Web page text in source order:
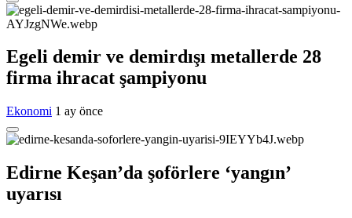
Osmangazi’de geleceğin yüzücüleri sertifikalarını aldı
17:18
17:12
Toplu taşımaya sıkı denetim
0:30
0:18
Menderes Belediye Başkanı İlkay Çiçek görevden uzaklaştırıldı
Egeli demir ve demirdışı metallerde 28
firma ihracat şampiyonu
Ekonomi 1 ay önce
Edirne Keşan’da şoförlere ‘yangın’
uyarısı